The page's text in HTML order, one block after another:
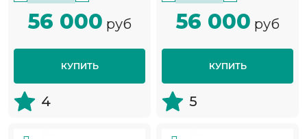
56 000 руб
КУПИТЬ
4
56 000 руб
КУПИТЬ
5